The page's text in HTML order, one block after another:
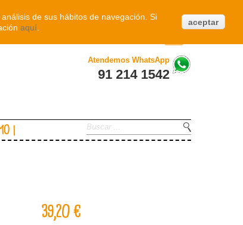
Atendemos WhatsApp
91 214 1542
39,20 €
de sus hábitos de navegación. Si
aquí
aceptar